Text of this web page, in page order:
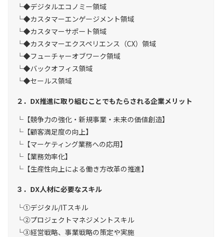
◆デジタルエコノミー領域
◆カスタマーエンゲージメント領域
◆カスタマーサポート領域
◆カスタマーエクスペリエンス（CX）領域
◆フューチャーオブワーク領域
◆バックオフィス領域
◆セールス領域
２．DX推進に取り組むことでもたらされる企業メリット
【競争力の強化・新規事業・未来の価値創造】
【顧客満足度の向上】
【マーケティング業務への応用】
【業務効率化】
【生産性向上による働き方改革の推進】
３．DX人材に必要なスキル
①デジタル/ITスキル
②プロジェクトマネジメントスキル
③経営戦略、事業戦略の策定や実施